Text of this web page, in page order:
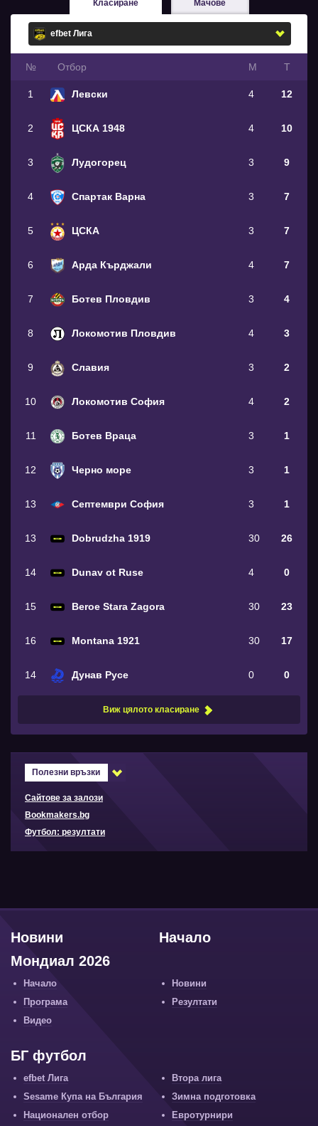
Класиране Мачове
№ Oтбор М Т
1 Левски 4 12
2 ЦСКА 1948 4 10
3 Лудогорец 3 9
4 Спартак Варна 3 7
5 ЦСКА 3 7
6 Арда Кърджали 4 7
7 Ботев Пловдив 3 4
8 Локомотив Пловдив 4 3
9 Славия 3 2
10 Локомотив София 4 2
11 Ботев Враца 3 1
12 Черно море 3 1
13 Септември София 3 1
13 Dobrudzha 1919 30 26
14 Dunav ot Ruse 4 0
15 Beroe Stara Zagora 30 23
16 Montana 1921 30 17
14 Дунав Русе 0 0
Виж цялото класиране
Полезни връзки
Сайтове за залози
Bookmakers.bg
Футбол: резултати
Начало
Новини
Мондиал 2026
Начало
Новини
Програма
Резултати
Видео
БГ футбол
efbet Лига
Втора лига
Sesame Купа на България
Зимна подготовка
Национален отбор
Евротурнири